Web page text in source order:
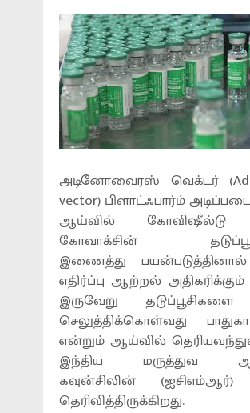
அடினோவைரஸ் வெக்டர்
vector) பிளாட்ஃபார்ம்
ஆய்வில் கோவிஷீல்டு
கோவாக்சின்
இணைத்து
எதிர்ப்பு ஆற்றல்
இருவேறு தடுப்பூசிகளை
செலுத்திக்கொள்வது
என்றும் ஆய்வில்
இந்திய மருத்துவ
கவுன்சிலின்
தெரிவித்திருக்கிறது.